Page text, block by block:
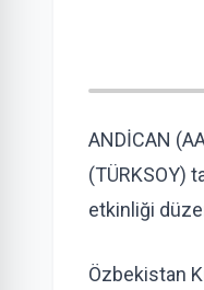
ANDİCAN
(TÜRKSOY)
etkinliği
Özbekistan